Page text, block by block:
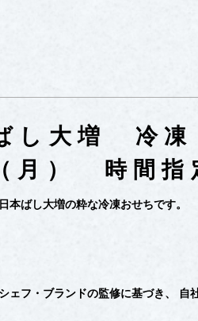
し大増 冷
） 時間指
本ばし大増の粋な冷凍おせちです。
ェフ・ブランドの監修に基づき、